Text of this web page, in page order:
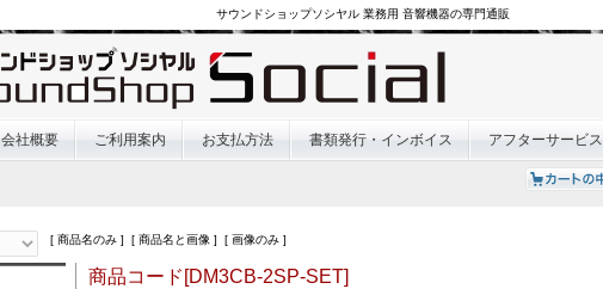
サウンドショップソシヤル 業務用 音響機器の専門通販
会社概要 ご利用案内 お支払方法 書類発行・インボイス アフターサービス
[ 商品名のみ ] [ 商品名と画像 ] [ 画像のみ ]
商品コード[DM3CB-2SP-SET]